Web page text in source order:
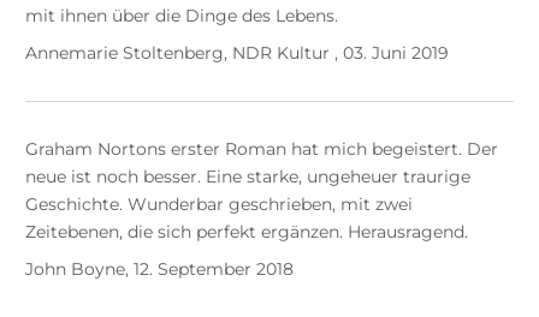
mit ihnen über die Dinge des Lebens.
Annemarie Stoltenberg, NDR Kultur , 03. Juni 2019
Graham Nortons erster Roman hat mich begeistert. Der
neue ist noch besser. Eine starke, ungeheuer traurige
Geschichte. Wunderbar geschrieben, mit zwei
Zeitebenen, die sich perfekt ergänzen. Herausragend.
John Boyne, 12. September 2018